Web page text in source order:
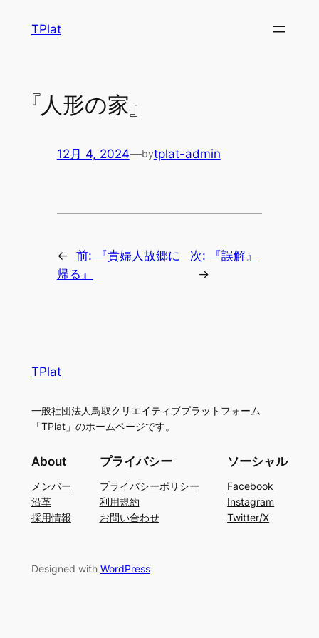
TPlat
『人形の家』
12月 4, 2024—bytplat-admin
← 前:
『貴婦人故郷に
帰る』
次:
『誤解』
→
TPlat
一般社団法人鳥取クリエイティブプラットフォーム
「TPlat」のホームページです。
About
メンバー
沿革
採用情報
プライバシー
プライバシーポリシー
利用規約
お問い合わせ
ソーシャル
Facebook
Instagram
Twitter/X
Designed with WordPress